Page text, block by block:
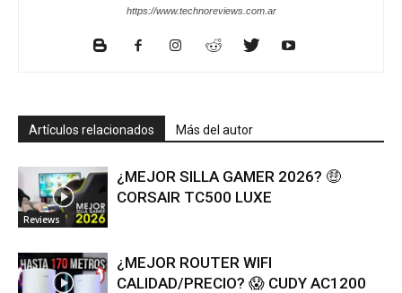
https://www.technoreviews.com.ar
Artículos relacionados Más del autor
Reviews
¿MEJOR SILLA GAMER 2026? 🤑
CORSAIR TC500 LUXE
¿MEJOR ROUTER WIFI
CALIDAD/PRECIO? 😱 CUDY AC1200